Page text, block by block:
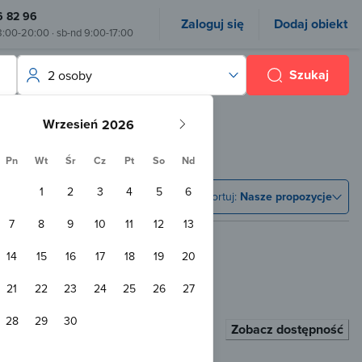
82 96
20:00 · sb-nd 9:00-17:00 Zaloguj się Dodaj obiekt
Wrzesień
Pn Wt Śr Cz Pt So Nd
1 2 3 4 5
6
7
8 9 10 11 12
13
14
15 16 17 18 19
20
21
22 23 24 25 26
27
28
29 30
2 osoby Szukaj
Sortuj: Nasze propozycje
Przyjazny zwierzętom
Zobacz dostępność